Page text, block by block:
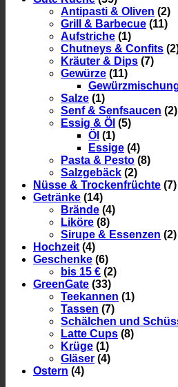
Antipasti & Oliven (2)
Grill & Barbecue (11)
Aufstriche (1)
Chutneys & Confits
Kräuter & Dips (7)
Gewürze (11)
Salze (1)
Senf & Senfsaucen (2)
Essig & Öl (5)
Öl (1)
Essige (4)
Pasta & Pesto (8)
Salzgebäck (2)
Nüsse & Trockenfrüchte (7)
Getränke (14)
Brände (4)
Liköre (8)
Sirupe & Essenzen (2)
Hochzeit (4)
Geschenke (6)
bis 15 € (2)
GreenGate (33)
Teekannen (1)
Tassen (7)
Schälchen und
Latte Cups (8)
Krüge (1)
Gläser (4)
Ostern (4)